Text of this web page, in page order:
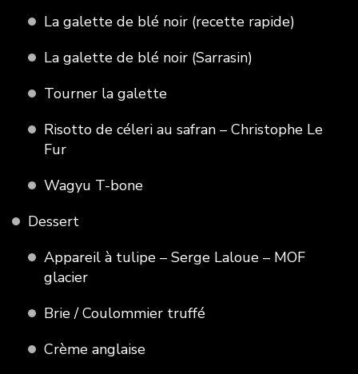
La galette de blé noir (recette rapide)
La galette de blé noir (Sarrasin)
Tourner la galette
Risotto de céleri au safran – Christophe Le
Fur
Wagyu T-bone
Dessert
Appareil à tulipe – Serge Laloue – MOF
glacier
Brie / Coulommier truffé
Crème anglaise